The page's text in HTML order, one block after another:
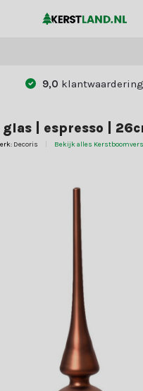
9,0 klantwaardering
glas | espresso |
Decoris Bekijk alles